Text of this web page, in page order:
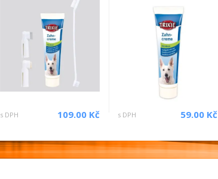
s DPH 109.00 Kč s DPH 59.00 Kč